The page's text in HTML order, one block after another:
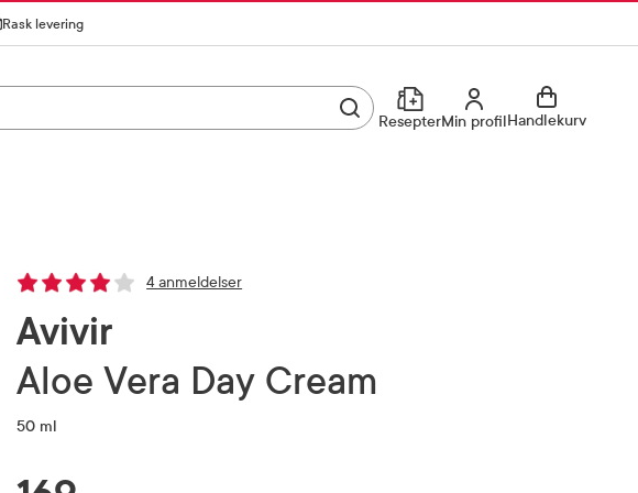
Rask levering
Utfør søkResepterMin profilMin profilHandlekurv
4 anmeldelser
Avivir
Aloe Vera Day Cream
50 ml
RABATTPROSENT